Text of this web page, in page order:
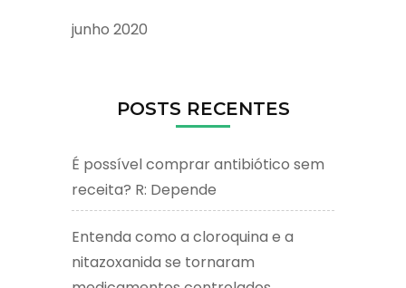
junho 2020
POSTS RECENTES
É possível comprar antibiótico sem
receita? R: Depende
Entenda como a cloroquina e a
nitazoxanida se tornaram